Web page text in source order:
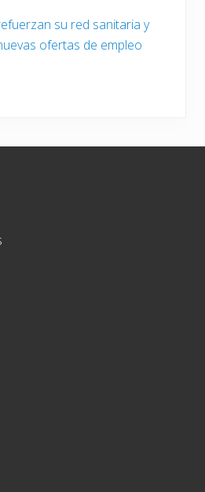
su red sanitaria y
ofertas de empleo